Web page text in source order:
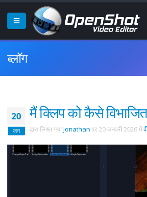
ब्लॉग
20
जन
मैं क्लिप को कैसे
द्वारा लिखा गयाJonathan पर20 जनवरी 2026में